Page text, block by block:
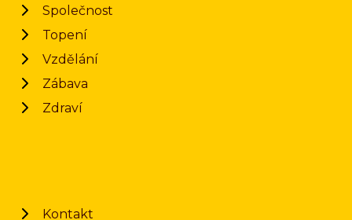
Společnost
Topení
Vzdělání
Zábava
Zdraví
Kontakt